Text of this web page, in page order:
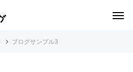
ブログサンプル3